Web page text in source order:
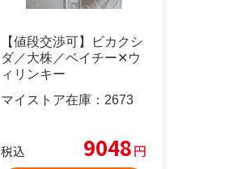
【値段交渉可】ビカクシ
ダ／大株／ベイチー✕ウ
ィリンキー
マイストア在庫： 2673
税込 9048円